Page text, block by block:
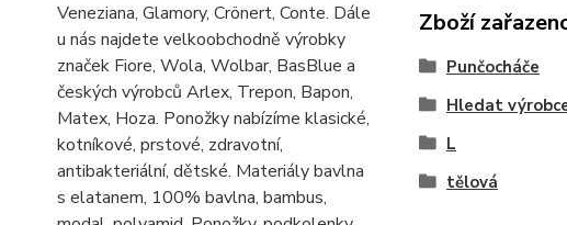
Veneziana, Glamory, Crönert, Conte. Dále
u nás najdete velkoobchodně výrobky
značek Fiore, Wola, Wolbar, BasBlue a
českých výrobců Arlex, Trepon, Bapon,
Matex, Hoza. Ponožky nabízíme klasické,
kotníkové, prstové, zdravotní,
antibakteriální, dětské. Materiály bavlna
s elatanem, 100% bavlna, bambus,
Zboží
Punčocháče
Hledat
L
tělová